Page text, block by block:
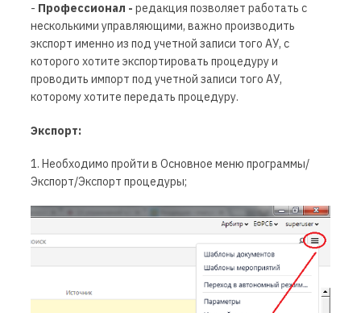
- Профессионал - редакция позволяет работать с
несколькими управляющими, важно производить
экспорт именно из под учетной записи того АУ, с
которого хотите экспортировать процедуру и
проводить импорт под учетной записи того АУ,
которому хотите передать процедуру.
Экспорт:
1. Необходимо пройти в Основное меню программы/
Экспорт/Экспорт процедуры;